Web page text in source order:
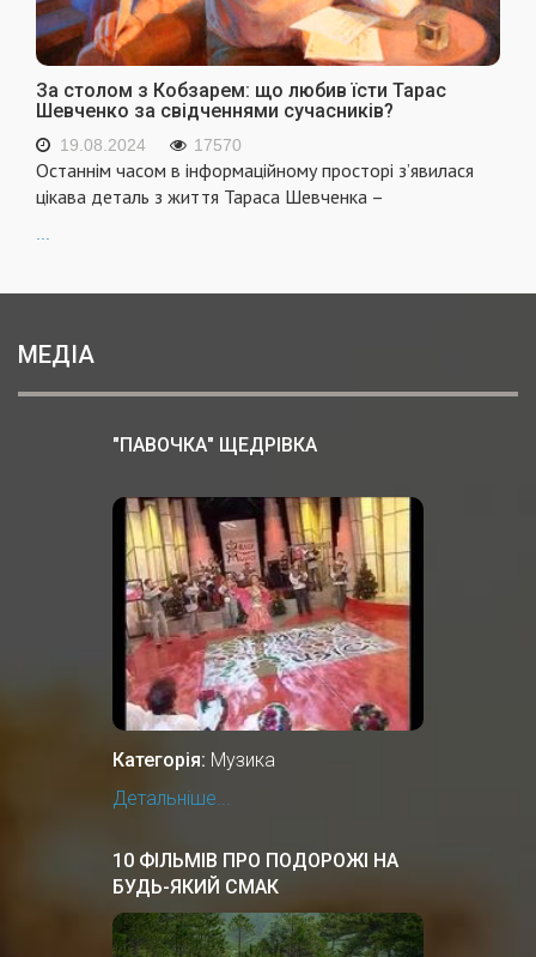
За столом з Кобзарем: що любив їсти Тарас
Шевченко за свідченнями сучасників?
19.08.2024 17570
Останнім часом в інформаційному просторі з’явилася
цікава деталь з життя Тараса Шевченка –
МЕДІА
"ПАВОЧКА" ЩЕДРІВКА
Категорія: Музика
Детальніше...
10 ФІЛЬМІВ ПРО ПОДОРОЖІ НА
БУДЬ-ЯКИЙ СМАК